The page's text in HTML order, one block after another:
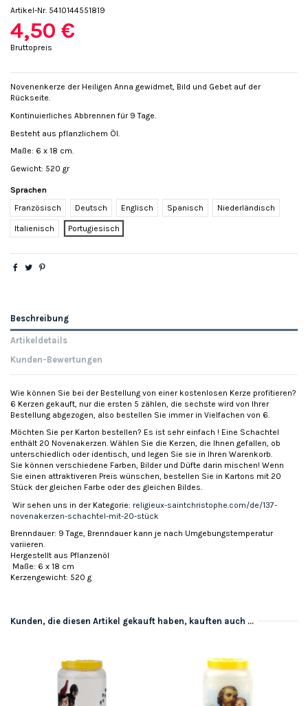
Artikel-Nr. 5410144551819
4,50 €
Bruttopreis
Novenenkerze der Heiligen Anna gewidmet, Bild und Gebet auf der
Rückseite.
Kontinuierliches Abbrennen für 9 Tage.
Besteht aus pflanzlichem Öl.
Maße: 6 x 18 cm.
Gewicht: 520 gr
Sprachen
Französisch
Deutsch Englisch Spanisch Niederländisch
Italienisch Portugiesisch
Beschreibung
Artikeldetails
Kunden-Bewertungen
Wie können Sie bei der Bestellung von einer kostenlosen Kerze profitieren?
6 Kerzen gekauft, nur die ersten 5 zählen, die sechste wird von Ihrer
Bestellung abgezogen, also bestellen Sie immer in Vielfachen von 6.
Möchten Sie per Karton bestellen? Es ist sehr einfach ! Eine Schachtel
enthält 20 Novenakerzen. Wählen Sie die Kerzen, die Ihnen gefallen, ob
unterschiedlich oder identisch, und legen Sie sie in Ihren Warenkorb.
Sie können verschiedene Farben, Bilder und Düfte darin mischen! Wenn
Sie einen attraktiveren Preis wünschen, bestellen Sie in Kartons mit 20
Stück der gleichen Farbe oder des gleichen Bildes.
Wir sehen uns in der Kategorie: religieux-saintchristophe.com/de/137-
novenakerzen-schachtel-mit-20-stück
Brenndauer: 9 Tage, Brenndauer kann je nach Umgebungstemperatur
variieren.
Hergestellt aus Pflanzenöl
Maße: 6 x 18 cm
Kerzengewicht: 520 g
Kunden, die diesen Artikel gekauft haben, kauften auch ...